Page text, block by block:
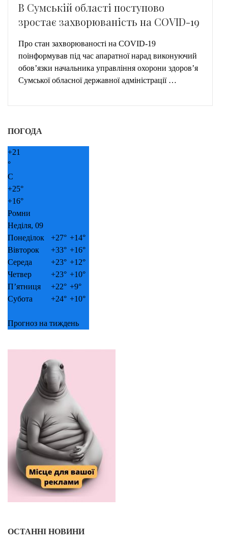
В Сумській області поступово
зростає захворюваність на COVID-19
Про стан захворюваності на COVID-19
поінформував під час апаратної нарад виконуючий
обов’язки начальника управління охорони здоров’я
Сумської обласної державної адміністрації …
ПОГОДА
+21
°
C
+25°
+16°
Ромни
Неділя, 09
Понеділок
+27° +14°
Вівторок
+33° +16°
Середа
+23° +12°
Четвер
+23° +10°
П’ятниця
+22° +9°
Субота
+24° +10°
Прогноз на тиждень
ОСТАННІ НОВИНИ